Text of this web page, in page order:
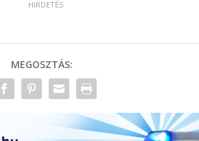
MEGOSZTÁS: